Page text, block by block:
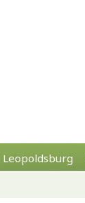
Leopoldsburg